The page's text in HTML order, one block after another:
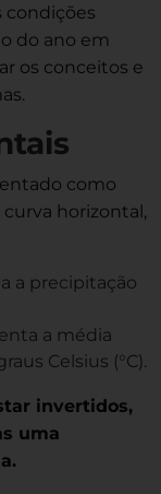
condições
do ano em
os conceitos e
como
horizontal,
a precipitação
a média
Celsius (°C).
invertidos,
uma